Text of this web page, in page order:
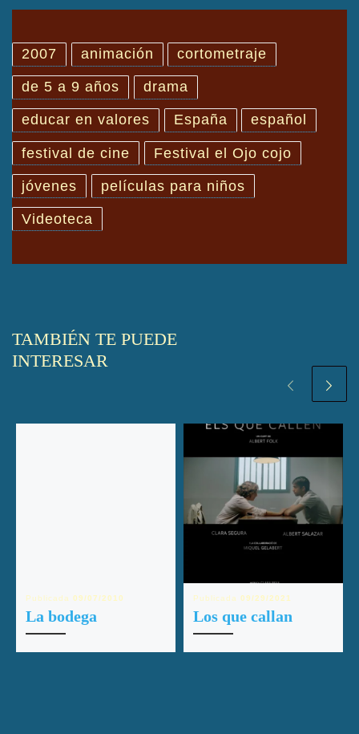
2007 animación cortometraje
de 5 a 9 años drama
educar en valores España español
festival de cine Festival el Ojo cojo
jóvenes películas para niños
Videoteca
TAMBIÉN TE PUEDE
INTERESAR
Publicada 09/07/2010
La bodega
Publicada 09/29/2021
Los que callan